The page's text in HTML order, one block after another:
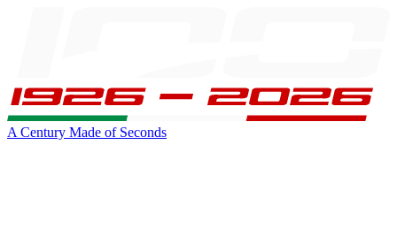
A Century Made of Seconds